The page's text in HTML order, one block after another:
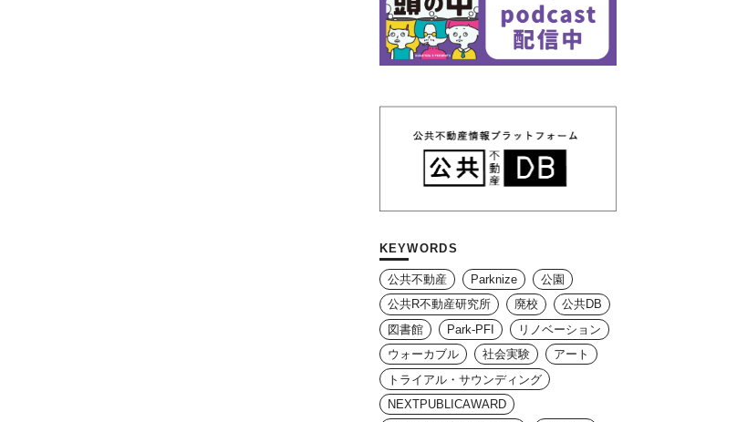
KEYWORDS
公共不動産 Parknize
公園
公共R不動産研究所
廃校
公共DB
図書館
Park-PFI
リノベーション
ウォーカブル
社会実験
アート
トライアル・サウンディング
NEXTPUBLICAWARD